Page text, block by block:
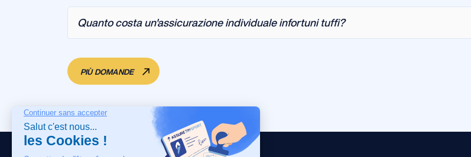
Quanto costa un'assicurazione individuale infortuni tuffi?
PIÙ DOMANDE